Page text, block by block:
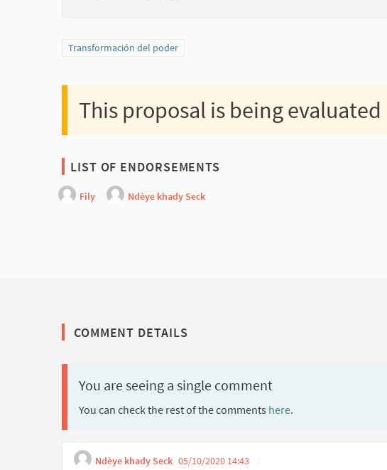
Filter results for category: Transformación del poder
Transformación del poder
This proposal is being evaluated
LIST OF ENDORSEMENTS
Fily Ndèye khady Seck
COMMENT DETAILS
You are seeing a single comment
You can check the rest of the comments here.
Ndèye khady Seck 05/10/2020 14:43